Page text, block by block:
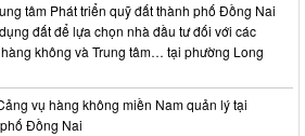
tâm Phát triển quỹ đất thành phố Đồng Nai
đất để lựa chọn nhà đầu tư đối với các
không và Trung tâm… tại phường Long
vụ hàng không miền Nam quản lý tại
Đồng Nai